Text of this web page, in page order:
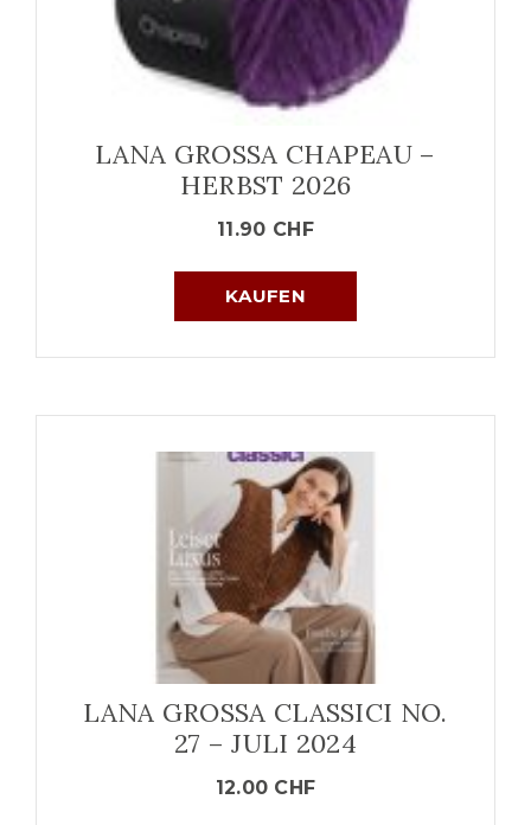
LANA GROSSA CHAPEAU –
HERBST 2026
11.90 CHF
KAUFEN
LANA GROSSA CLASSICI NO.
27 – JULI 2024
12.00 CHF